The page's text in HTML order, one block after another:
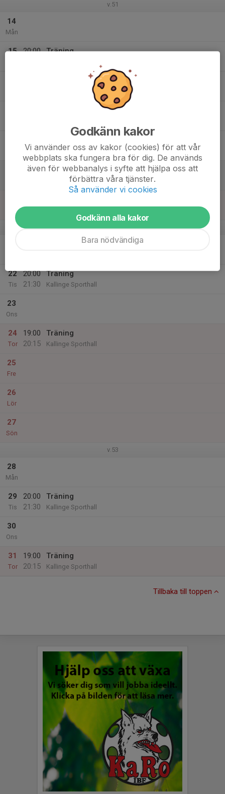
v.51
14
Mån
15
20:00
Träning
Sön
v.52
22
Tis
20:00
21:30
Träning
Kallinge Sporthall
23
Ons
24
Tor
19:00
20:15
Träning
Kallinge Sporthall
25
Fre
26
Lör
27
Sön
v.53
28
Mån
29
Tis
20:00
21:30
Träning
Kallinge Sporthall
30
Ons
31
Tor
19:00
20:15
Träning
Kallinge Sporthall
Tillbaka till toppen
Godkänn kakor
Vi använder oss av kakor (cookies) för att vår
webbplats ska fungera bra för dig. De används
även för webbanalys i syfte att hjälpa oss att
förbättra våra tjänster.
Så använder vi cookies
Godkänn alla kakor
Bara nödvändiga